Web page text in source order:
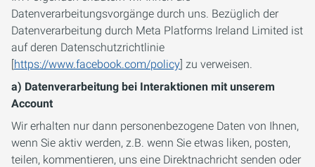
Datenverarbeitungsvorgänge durch uns. Bezüglich der
Datenverarbeitung durch Meta Platforms Ireland Limited ist
auf deren Datenschutzrichtlinie
[https://www.facebook.com/policy] zu verweisen.
a) Datenverarbeitung bei Interaktionen mit unserem
Account
Wir erhalten nur dann personenbezogene Daten von Ihnen,
wenn Sie aktiv werden, z.B. wenn Sie etwas liken, posten,
teilen, kommentieren, uns eine Direktnachricht senden oder